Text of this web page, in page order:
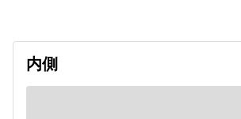
内側